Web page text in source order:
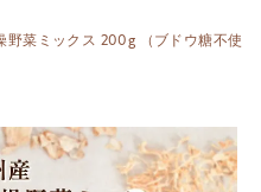
野菜ミックス 200g （ブドウ糖不使